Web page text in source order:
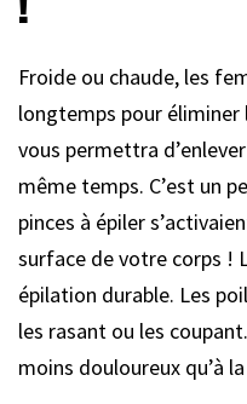
Froide ou chaude, les
longtemps pour éliminer
vous permettra
même temps. C’est un
pinces à épiler
surface de votre corps !
épilation durable. Les
les rasant ou les
moins douloureux qu’à